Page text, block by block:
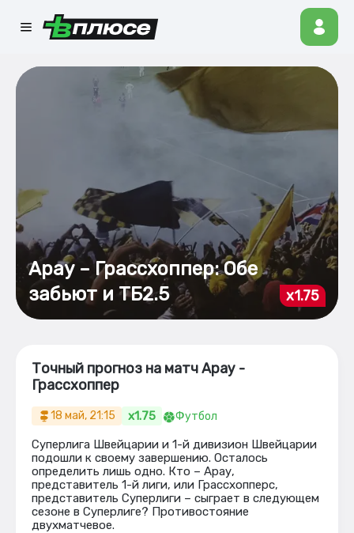
Арау – Грассхоппер: Обе
забьют и ТБ2.5
x1.75
Точный прогноз на матч Арау -
Грассхоппер
18 май, 21:15 x1.75 Футбол
Суперлига Швейцарии и 1-й дивизион Швейцарии
подошли к своему завершению. Осталось
определить лишь одно. Кто – Арау,
представитель 1-й лиги, или Грассхопперс,
представитель Суперлиги – сыграет в следующем
сезоне в Суперлиге? Противостояние
двухматчевое.